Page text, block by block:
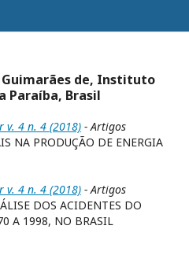
Guimarães de, Instituto
Paraíba, Brasil
v. 4 n. 4 (2018) - Artigos
NA PRODUÇÃO DE ENERGIA
v. 4 n. 4 (2018) - Artigos
DOS ACIDENTES DO
A 1998, NO BRASIL